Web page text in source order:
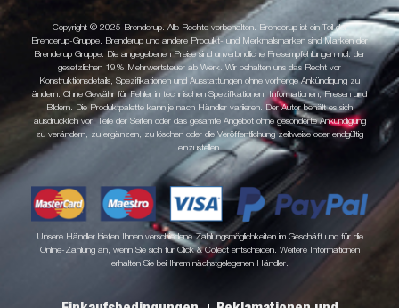
Copyright © 2025 Brenderup. Alle Rechte vorbehalten. Brenderup ist ein Teil der
Brenderup-Gruppe. Brenderup und andere Produkt- und Merkmalsmarken sind Marken der
Brenderup Gruppe. Die angegebenen Preise sind unverbindliche Preisempfehlungen incl. der
gesetzlichen 19% Mehrwertsteuer ab Werk. Wir behalten uns das Recht vor
Konstruktionsdetails, Spezifikationen und Ausstattungen ohne vorherige Ankündigung zu
ändern. Ohne Gewähr für Fehler in technischen Spezifikationen, Informationen, Preisen und
Bildern. Die Produktpalette kann je nach Händler variieren. Der Autor behält es sich
ausdrücklich vor, Teile der Seiten oder das gesamte Angebot ohne gesonderte Ankündigung
zu verändern, zu ergänzen, zu löschen oder die Veröffentlichung zeitweise oder endgültig
einzustellen.
Unsere Händler bieten Ihnen verschiedene Zahlungsmöglichkeiten im Geschäft und für die
Online-Zahlung an, wenn Sie sich für Click & Collect entscheiden. Weitere Informationen
erhalten Sie bei Ihrem nächstgelegenen Händler.